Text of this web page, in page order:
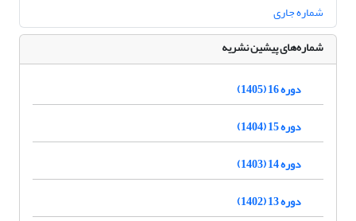
شماره جاری
شماره‌های پیشین نشریه
دوره 16 (1405)
دوره 15 (1404)
دوره 14 (1403)
دوره 13 (1402)